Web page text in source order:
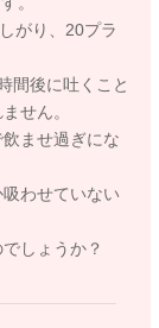
がり、20プラ
間後に吐くこと
せん。
ませ過ぎにな
わせていない
しょうか？